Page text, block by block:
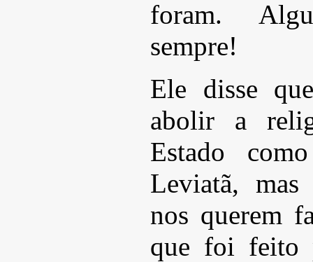
foram.
sempre!
Ele disse
abolir a
Estado
Leviatã, mas
nos querem
que foi feito